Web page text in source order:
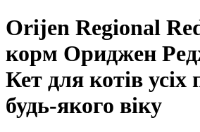
Orijen Regional
корм Ориджен
Кет для котів усіх
будь-якого віку